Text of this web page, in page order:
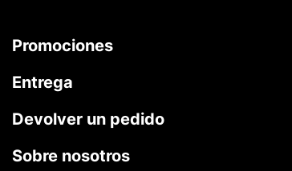
Promociones
Entrega
Devolver un pedido
Sobre nosotros